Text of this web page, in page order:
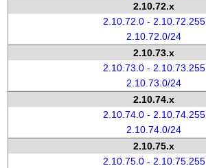
2.10.72.x
2.10.72.0 - 2.10.72.255
2.10.72.0/24
2.10.73.x
2.10.73.0 - 2.10.73.255
2.10.73.0/24
2.10.74.x
2.10.74.0 - 2.10.74.255
2.10.74.0/24
2.10.75.x
2.10.75.0 - 2.10.75.255